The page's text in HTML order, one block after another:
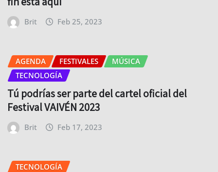
Brit Feb 25, 2023
AGENDA FESTIVALES
MÚSICA
TECNOLOGÍA
Tú podrías ser parte del cartel oficial del
Festival VAIVÉN 2023
Brit Feb 17, 2023
TECNOLOGÍA